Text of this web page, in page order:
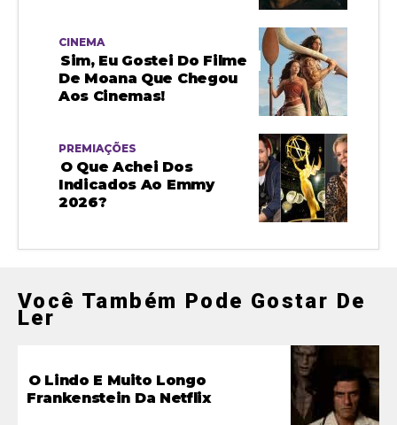
CINEMA
Sim, Eu Gostei Do Filme
De Moana Que Chegou
Aos Cinemas!
PREMIAÇÕES
O Que Achei Dos
Indicados Ao Emmy
2026?
Você Também Pode Gostar De
Ler
O Lindo E Muito Longo
Frankenstein Da Netflix